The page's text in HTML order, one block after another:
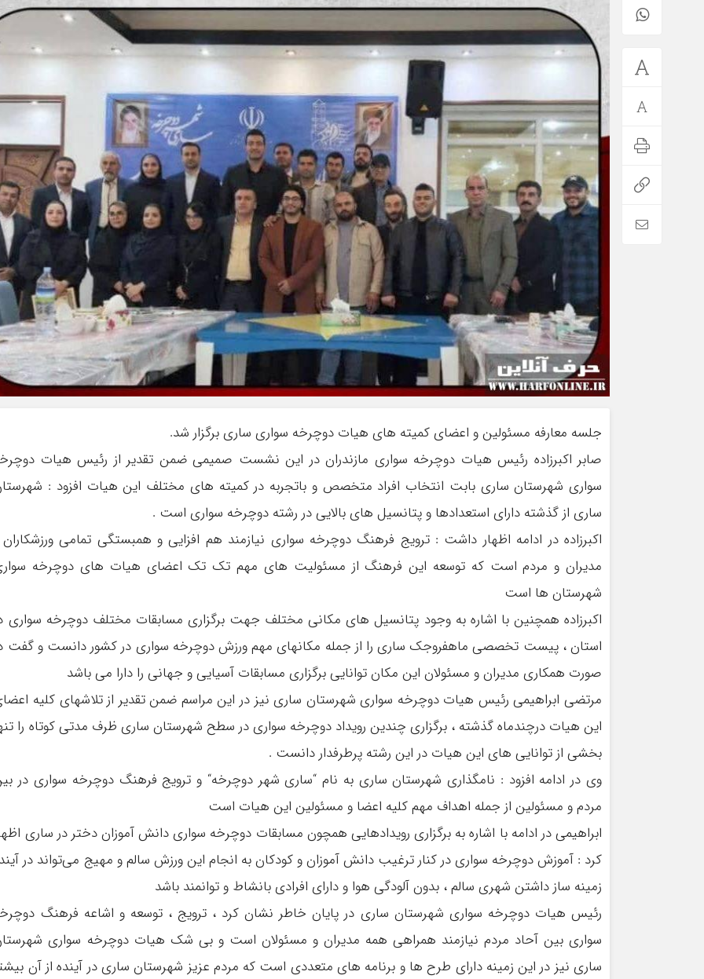
جلسه معارفه مسئولین و اعضای کمیته های هیات دوچرخه سواری ساری برگزار شد.
صابر اکبرزاده رئیس هیات دوچرخه سواری مازندران در این نشست صمیمی ضمن تقدیر از رئیس هیات
سواری شهرستان ساری بابت انتخاب افراد متخصص و باتجربه در کمیته های مختلف این هیات افزود :
ساری از گذشته دارای استعدادها و پتانسیل های بالایی در رشته دوچرخه سواری است .
اکبرزاده در ادامه اظهار داشت : ترویج فرهنگ دوچرخه سواری نیازمند هم افزایی و همبستگی تمامی
مدیران و مردم است که توسعه این فرهنگ از مسئولیت های مهم تک تک اعضای هیات های دوچرخه
شهرستان ها است
اکبرزاده همچنین با اشاره به وجود پتانسیل های مکانی مختلف جهت برگزاری مسابقات مختلف دوچرخه سواری
استان ، پیست تخصصی ماهفروجک ساری را از جمله مکانهای مهم ورزش دوچرخه سواری در کشور دانست و گفت
صورت همکاری مدیران و مسئولان این مکان توانایی برگزاری مسابقات آسیایی و جهانی را دارا می باشد
مرتضی ابراهیمی رئیس هیات دوچرخه سواری شهرستان ساری نیز در این مراسم ضمن تقدیر از تلاشهای کلیه
این هیات در‌چندماه گذشته ، برگزاری چندین رویداد دوچرخه سواری در سطح شهرستان ساری ظرف مدتی کوتاه را
بخشی از توانایی های این هیات در این رشته پرطرفدار دانست .
وی در ادامه افزود : نامگذاری شهرستان ساری به نام “ساری شهر دوچرخه“ و ترویج فرهنگ دوچرخه سواری در
مردم و مسئولین از جمله اهداف مهم کلیه اعضا و مسئولین این هیات است
ابراهیمی در ادامه با اشاره به برگزاری رویدادهایی همچون مسابقات دوچرخه سواری دانش آموزان دختر در ساری
کرد : آموزش دوچرخه سواری در کنار ترغیب دانش آموزان و کودکان به انجام این ورزش سالم و مهیج می‌تواند در
زمینه ساز داشتن شهری سالم ، بدون آلودگی هوا و دارای افرادی بانشاط و توانمند باشد
رئیس هیات دوچرخه سواری شهرستان ساری در پایان خاطر نشان کرد ، ترویج ، توسعه و اشاعه فرهنگ
سواری بین آحاد مردم نیازمند همراهی همه مدیران و مسئولان است و بی شک هیات دوچرخه سواری
ساری نیز در این زمینه دارای طرح ها و برنامه های متعددی است که مردم عزیز شهرستان ساری در آینده از آن